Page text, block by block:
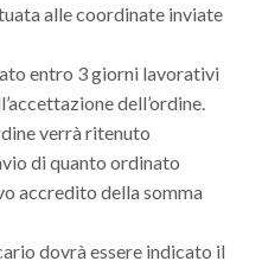
alle coordinate inviate
entro 3 giorni lavorativi
dell’ordine.
verrà ritenuto
di quanto ordinato
accredito della somma
dovrà essere indicato il